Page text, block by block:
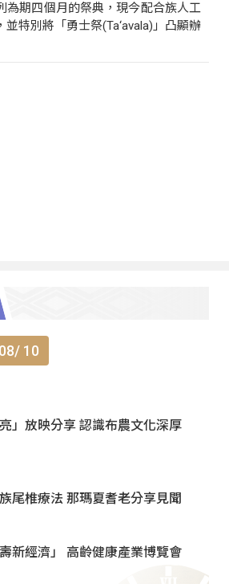
為期四個月的祭典，現今配合族人工
特別將「勇士祭(Ta‘avala)」凸顯辦
10
亮」放映分享 認識布農文化深厚
尾椎療法 那瑪夏耆老分享見聞
壽新經濟」 高齡健康產業博覽會